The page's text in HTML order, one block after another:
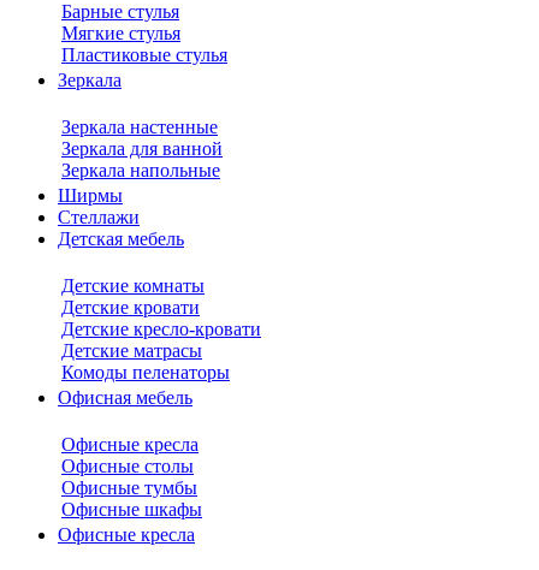
Барные стулья
Мягкие стулья
Пластиковые стулья
Зеркала
Зеркала настенные
Зеркала для ванной
Зеркала напольные
Ширмы
Стеллажи
Детская мебель
Детские комнаты
Детские кровати
Детские кресло-кровати
Детские матрасы
Комоды пеленаторы
Офисная мебель
Офисные кресла
Офисные столы
Офисные тумбы
Офисные шкафы
Офисные кресла